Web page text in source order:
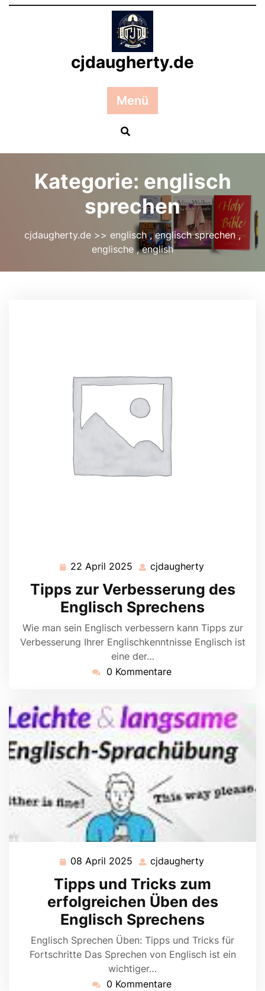
Zum
cjdaugherty.de
Menü
Kategorie: englisch
sprechen
cjdaugherty.de >> englisch,englisch sprechen,
englische ,english
22 April 2025 22
2025
cjdaugherty
Tipps zur Verbesserung des
Englisch Sprechens
Wie man sein Englisch verbessern kann Tipps zur
Verbesserung Ihrer Englischkenntnisse Englisch ist
eine der…
0 Kommentare
08 April 2025 08
April
2025
cjdaugherty
Tipps und Tricks zum
erfolgreichen Üben des
Englisch Sprechens
Englisch Sprechen Üben: Tipps und Tricks für
Fortschritte Das Sprechen von Englisch ist ein
wichtiger…
0 Kommentare